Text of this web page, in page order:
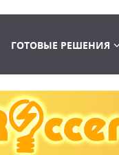
Лампы
ГОТОВЫЕ РЕШЕНИЯ